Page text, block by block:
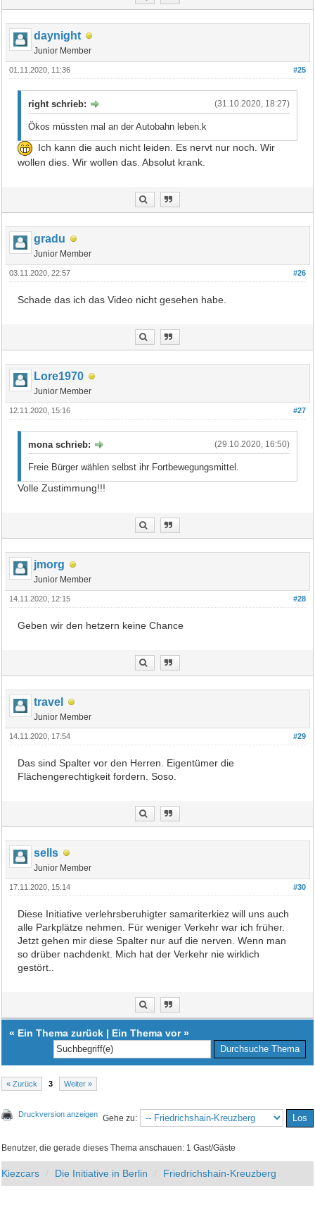
daynight
Junior Member
#25
01.11.2020, 11:36
(31.10.2020, 18:27)
right schrieb:
Ökos müssten mal an der Autobahn leben.k
Ich kann die auch nicht leiden. Es nervt nur noch. Wir
wollen dies. Wir wollen das. Absolut krank.
gradu
Junior Member
#26
03.11.2020, 22:57
Schade das ich das Video nicht gesehen habe.
Lore1970
Junior Member
#27
12.11.2020, 15:16
(29.10.2020, 16:50)
mona schrieb:
Freie Bürger wählen selbst ihr Fortbewegungsmittel.
Volle Zustimmung!!!
jmorg
Junior Member
#28
14.11.2020, 12:15
Geben wir den hetzern keine Chance
travel
Junior Member
#29
14.11.2020, 17:54
Das sind Spalter vor den Herren. Eigentümer die
Flächengerechtigkeit fordern. Soso.
sells
Junior Member
#30
17.11.2020, 15:14
Diese Initiative verlehrsberuhigter samariterkiez will uns auch
alle Parkplätze nehmen. Für weniger Verkehr war ich früher.
Jetzt gehen mir diese Spalter nur auf die nerven. Wenn man
so drüber nachdenkt. Mich hat der Verkehr nie wirklich
gestört..
« Ein Thema zurück | Ein Thema vor»
« Zurück 3 Weiter »
Druckversion anzeigen Gehe zu:
Benutzer, die gerade dieses Thema anschauen: 1 Gast/Gäste
Kiezcars Die Initiative in Berlin Friedrichshain-Kreuzberg